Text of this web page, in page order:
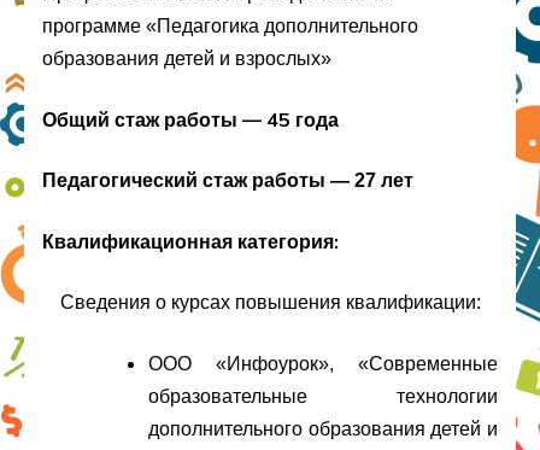
программе «Педагогика дополнительного
образования детей и взрослых»
Общий стаж работы — 45 года
Педагогический стаж работы — 27 лет
Квалификационная категория:
Сведения о курсах повышения квалификации:
ООО «Инфоурок», «Современные
образовательные технологии
дополнительного образования детей и